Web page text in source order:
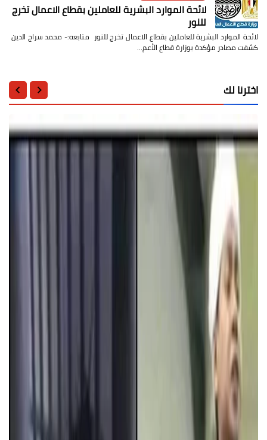
لائحة الموارد البشرية للعاملين بقطاع الاعمال تخرج
للنور
لائحة الموارد البشرية للعاملين بقطاع الاعمال تخرج للنور متابعه:- محمد سراج الدين
كشفت مصادر مؤكدة بوزارة قطاع الأعم…
اخترنا لك